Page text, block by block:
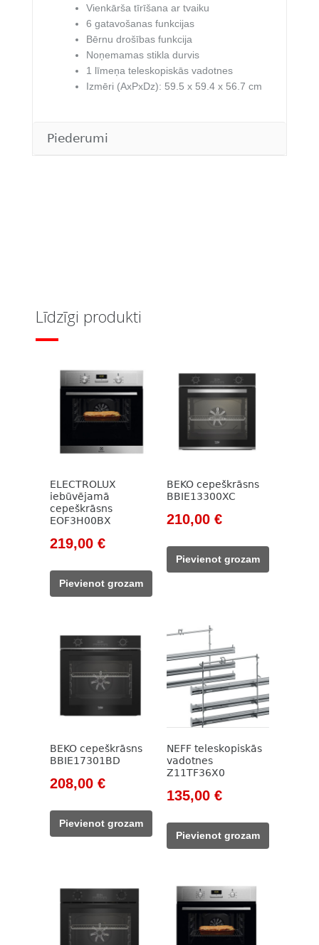
Vienkārša tīrīšana ar tvaiku
6 gatavošanas funkcijas
Bērnu drošības funkcija
Noņemamas stikla durvis
1 līmeņa teleskopiskās vadotnes
Izmēri (AxPxDz): 59.5 x 59.4 x 56.7 cm
Piederumi
Līdzīgi produkti
ELECTROLUX
iebūvējamā
cepeškrāsns
EOF3H00BX
Original
was:
318,00 €.
219,00 €Current
219,00 €.
Pievienot grozam
BEKO cepeškrāsns
BBIE13300XC
Original
was:
785,00 €.
210,00 €Current
210,00 €.
Pievienot grozam
BEKO cepeškrāsns
BBIE17301BD
Original
was:
785,00 €.
208,00 €Current
208,00 €.
Pievienot grozam
NEFF teleskopiskās
vadotnes
Z11TF36X0
Original
was:
155,00 €.
135,00 €Current
135,00 €.
Pievienot grozam